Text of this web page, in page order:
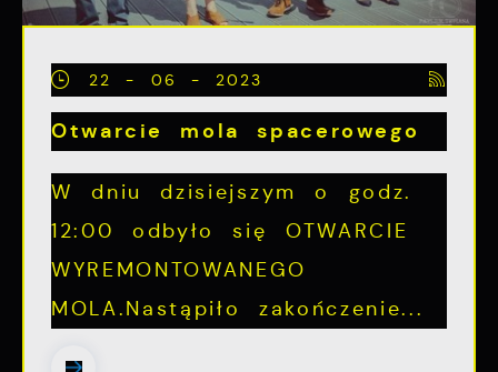
22 - 06 - 2023
Otwarcie mola spacerowego
W dniu dzisiejszym o godz.
12:00 odbyło się OTWARCIE
WYREMONTOWANEGO
MOLA.Nastąpiło zakończenie...